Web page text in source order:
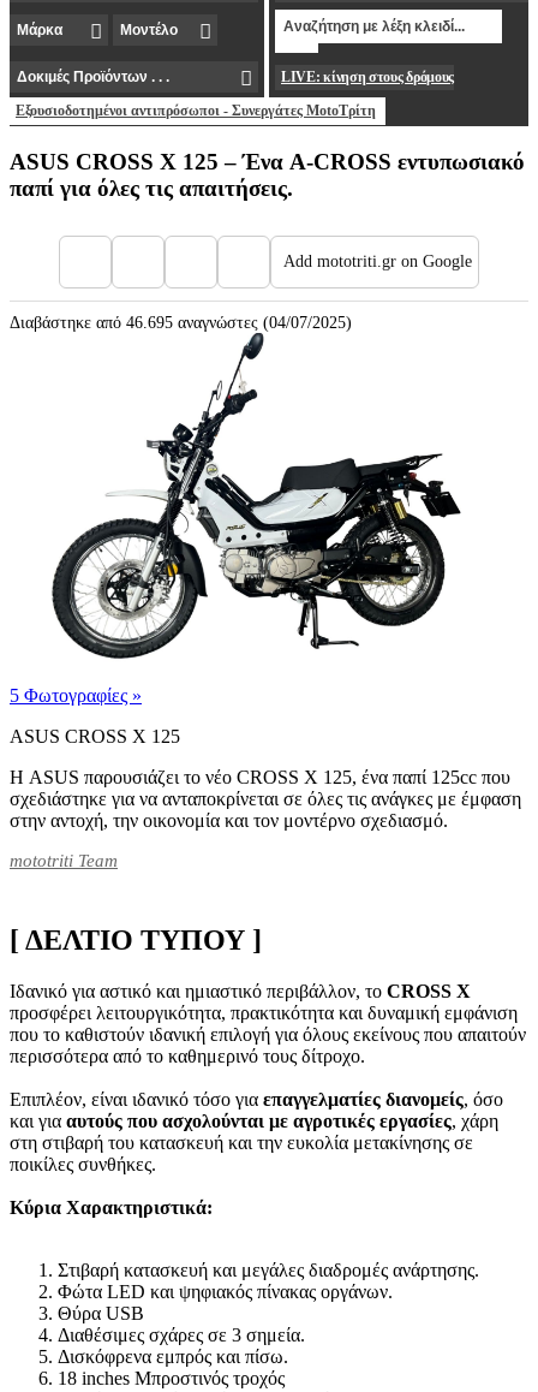
LIVE: κίνηση στους δρόμους
Εξουσιοδοτημένοι αντιπρόσωποι - Συνεργάτες MotoΤρίτη
ASUS CROSS X 125 – Ένα A-CROSS εντυπωσιακό
παπί για όλες τις απαιτήσεις.
Add mototriti.gr on Google
Διαβάστηκε από 46.695 αναγνώστες (04/07/2025)
5 Φωτογραφίες »
ASUS CROSS X 125
Η ASUS παρουσιάζει το νέο CROSS X 125, ένα παπί 125cc που
σχεδιάστηκε για να ανταποκρίνεται σε όλες τις ανάγκες με έμφαση
στην αντοχή, την οικονομία και τον μοντέρνο σχεδιασμό.
mototriti Team
[ ΔΕΛΤΙΟ ΤΥΠΟΥ ]
Ιδανικό για αστικό και ημιαστικό περιβάλλον, το CROSS X
προσφέρει λειτουργικότητα, πρακτικότητα και δυναμική εμφάνιση
που το καθιστούν ιδανική επιλογή για όλους εκείνους που απαιτούν
περισσότερα από το καθημερινό τους δίτροχο.
Επιπλέον, είναι ιδανικό τόσο για επαγγελματίες διανομείς, όσο
και για αυτούς που ασχολούνται με αγροτικές εργασίες, χάρη
στη στιβαρή του κατασκευή και την ευκολία μετακίνησης σε
ποικίλες συνθήκες.
Κύρια Χαρακτηριστικά:
Στιβαρή κατασκευή και μεγάλες διαδρομές ανάρτησης.
Φώτα LED και ψηφιακός πίνακας οργάνων.
Θύρα USB
Διαθέσιμες σχάρες σε 3 σημεία.
Δισκόφρενα εμπρός και πίσω.
18 inches Μπροστινός τροχός